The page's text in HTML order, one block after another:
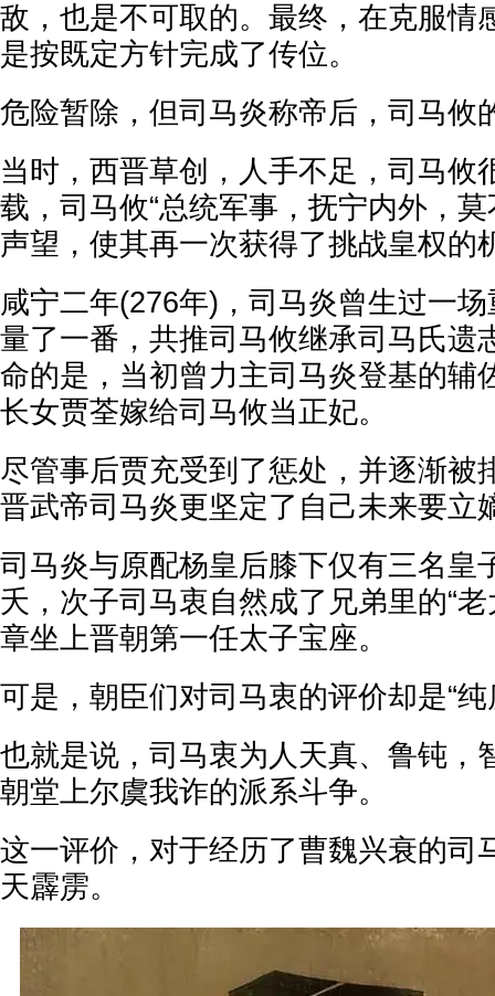
敌，也是不可取的。最终，在克服情
是按既定方针完成了传位。
危险暂除，但司马炎称帝后，司马攸
当时，西晋草创，人手不足，司马攸
载，司马攸“总统军事，抚宁内外，
声望，使其再一次获得了挑战皇权的
咸宁二年(276年)，司马炎曾生过一
量了一番，共推司马攸继承司马氏遗
命的是，当初曾力主司马炎登基的辅
长女贾荃嫁给司马攸当正妃。
尽管事后贾充受到了惩处，并逐渐被
晋武帝司马炎更坚定了自己未来要立
司马炎与原配杨皇后膝下仅有三名皇
夭，次子司马衷自然成了兄弟里的“
章坐上晋朝第一任太子宝座。
可是，朝臣们对司马衷的评价却是“
也就是说，司马衷为人天真、鲁钝，
朝堂上尔虞我诈的派系斗争。
这一评价，对于经历了曹魏兴衰的司
天霹雳。